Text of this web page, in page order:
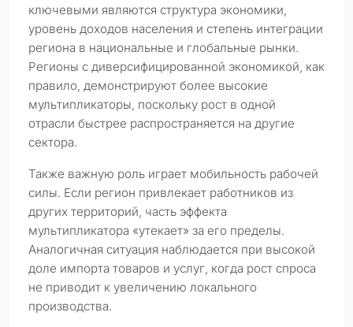
ключевыми являются структура экономики,
уровень доходов населения и степень интеграции
региона в национальные и глобальные рынки.
Регионы с диверсифицированной экономикой, как
правило, демонстрируют более высокие
мультипликаторы, поскольку рост в одной
отрасли быстрее распространяется на другие
сектора.
Также важную роль играет мобильность рабочей
силы. Если регион привлекает работников из
других территорий, часть эффекта
мультипликатора «утекает» за его пределы.
Аналогичная ситуация наблюдается при высокой
доле импорта товаров и услуг, когда рост спроса
не приводит к увеличению локального
производства.